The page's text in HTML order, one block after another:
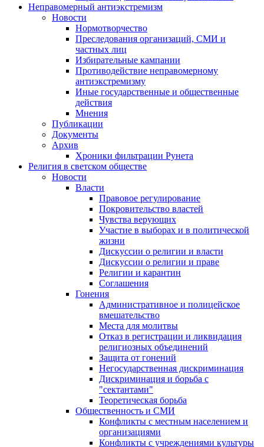
Неправомерный антиэкстремизм
Новости
Нормотворчество
Преследования организаций, СМИ и
частных лиц
Избирательные кампании
Противодействие неправомерному
антиэкстремизму
Иные государственные и общественные
действия
Мнения
Публикации
Документы
Архив
Хроники фильтрации Рунета
Религия в светском обществе
Новости
Власти
Правовое регулирование
Покровительство властей
Чувства верующих
Участие в выборах и в политической
жизни
Дискуссии о религии и власти
Дискуссии о религии и праве
Религии и карантин
Соглашения
Гонения
Административное и полицейское
вмешательство
Места для молитвы
Отказ в регистрации и ликвидация
религиозных объединений
Защита от гонений
Негосударственная дискриминация
Дискриминация и борьба с
"сектантами"
Теоретическая борьба
Общественность и СМИ
Конфликты с местным населением и
организациями
Конфликты с учреждениями культуры